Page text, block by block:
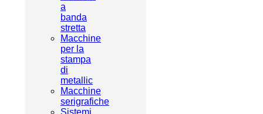
a
banda
stretta
Macchine
per la
stampa
di
metallic
Macchine
serigrafiche
Sistemi